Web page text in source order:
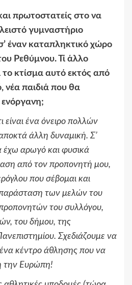
πρωτοστατείς στο να
γυμναστήριο
έναν καταπληκτικό χώρο
Ρεθύμνου. Τί άλλο
το κτίσμα αυτό εκτός από
νέα παιδιά που θα
είναι ένα όνειρο πολλών
άλλη δυναμική. Σ’
έχω αρωγό και φυσικά
από τον προπονητή μου,
που σέβομαι και
των μελών του
του συλλόγου,
του δήμου, της
Σχεδιάζουμε να
κέντρο άθλησης που να
την Ευρώπη!